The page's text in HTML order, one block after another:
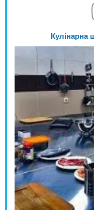
Кулінарна